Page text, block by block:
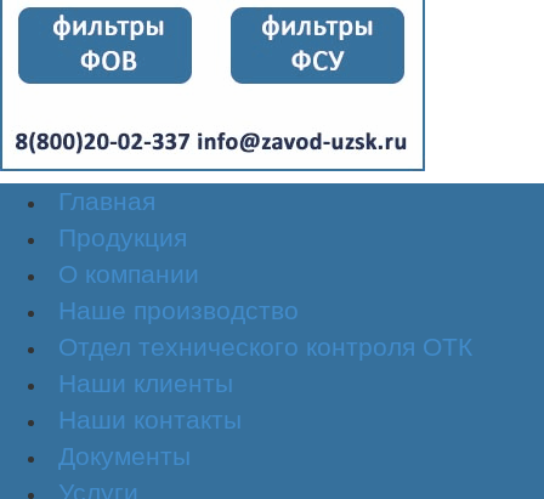
Главная
Продукция
О компании
Наше производство
Отдел технического контроля ОТК
Наши клиенты
Наши контакты
Документы
Услуги